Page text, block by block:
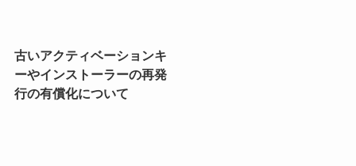
古いアクティベーションキ
ーやインストーラーの再発
行の有償化について